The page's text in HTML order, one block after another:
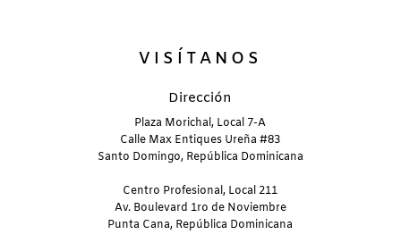
VISÍTANOS
Dirección
Plaza Morichal, Local 7-A
Calle Max Entiques Ureña #83
Santo Domingo, República Dominicana
Centro Profesional, Local 211
Av. Boulevard 1ro de Noviembre
Punta Cana, República Dominicana